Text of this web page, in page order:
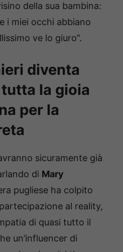
della sua bambina:
i miei occhi abbiano
ve lo giuro”.
diventa
la gioia
per la
sicuramente già
di Mary
pugliese ha colpito
al reality,
di quasi tutto il
un’influencer di